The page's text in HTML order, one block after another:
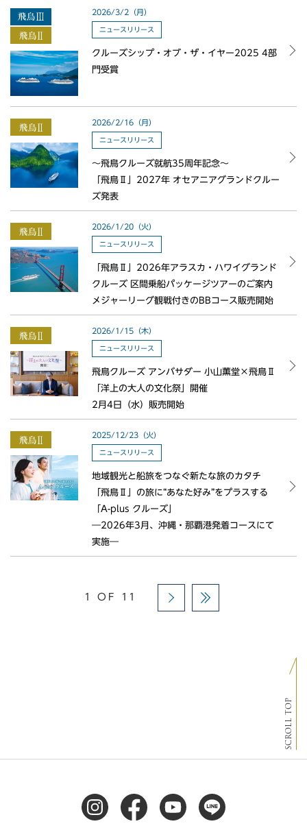
2026/3/2（月）
ニュースリリース
クルーズシップ・オブ・ザ・イヤー2025 4部
門受賞
2026/2/16（月）
ニュースリリース
～飛鳥クルーズ就航35周年記念～
「飛鳥Ⅱ」2027年 オセアニアグランドクルー
ズ発表
2026/1/20（火）
ニュースリリース
「飛鳥Ⅱ」2026年アラスカ・ハワイグランド
クルーズ 区間乗船パッケージツアーのご案内
メジャーリーグ観戦付きのBBコース販売開始
2026/1/15（木）
ニュースリリース
飛鳥クルーズ アンバサダー 小山薫堂×飛鳥Ⅱ
「洋上の大人の文化祭」開催
2月4日（水）販売開始
2025/12/23（火）
ニュースリリース
地域観光と船旅をつなぐ新たな旅のカタチ
「飛鳥Ⅱ」の旅に“あなた好み”をプラスする
「A-plus クルーズ」
―2026年3月、沖縄・那覇港発着コースにて
実施―
1 OF 11
SCROLL TOP